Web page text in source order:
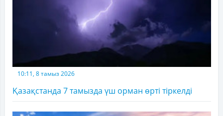
10:11, 8 тамыз 2026
Қазақстанда 7 тамызда үш орман өрті тіркелді